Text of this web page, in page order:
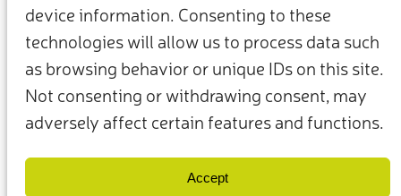
device information. Consenting to these
technologies will allow us to process data such
as browsing behavior or unique IDs on this site.
Not consenting or withdrawing consent, may
adversely affect certain features and functions.
Accept
Agissez maintenant
Nous contacter